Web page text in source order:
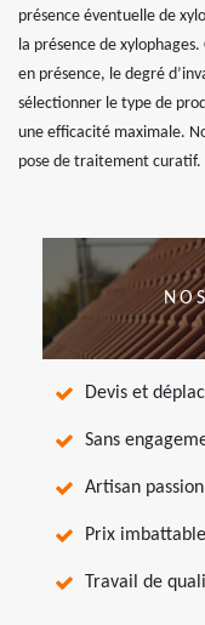
présence éventuelle de
la présence de
en présence, le degré
sélectionner le type de
une efficacité maximale.
pose de traitement curatif.
Devis et
Sans
Artisan
Prix imbattable
Travail de